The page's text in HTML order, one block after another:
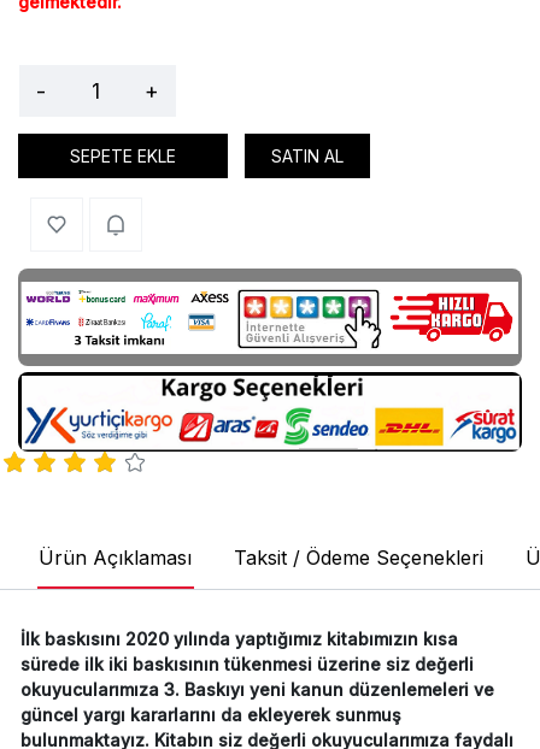
- +
SEPETE EKLE SATIN AL
Ürün Açıklaması Taksit / Ödeme Seçenekleri
İlk baskısını 2020 yılında yaptığımız kitabımızın kısa
sürede ilk iki baskısının tükenmesi üzerine siz değerli
okuyucularımıza 3. Baskıyı yeni kanun düzenlemeleri ve
güncel yargı kararlarını da ekleyerek sunmuş
bulunmaktayız. Kitabın siz değerli okuyucularımıza faydalı